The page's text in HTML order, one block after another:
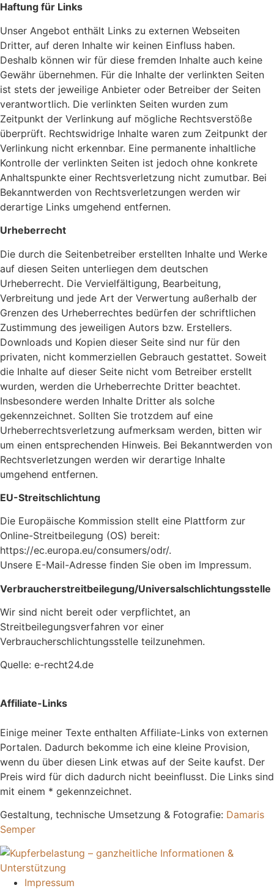
Haftung für Links
Unser Angebot enthält Links zu externen Webseiten
Dritter, auf deren Inhalte wir keinen Einfluss haben.
Deshalb können wir für diese fremden Inhalte auch keine
Gewähr übernehmen. Für die Inhalte der verlinkten Seiten
ist stets der jeweilige Anbieter oder Betreiber der Seiten
verantwortlich. Die verlinkten Seiten wurden zum
Zeitpunkt der Verlinkung auf mögliche Rechtsverstöße
überprüft. Rechtswidrige Inhalte waren zum Zeitpunkt der
Verlinkung nicht erkennbar. Eine permanente inhaltliche
Kontrolle der verlinkten Seiten ist jedoch ohne konkrete
Anhaltspunkte einer Rechtsverletzung nicht zumutbar. Bei
Bekanntwerden von Rechtsverletzungen werden wir
derartige Links umgehend entfernen.
Urheberrecht
Die durch die Seitenbetreiber erstellten Inhalte und Werke
auf diesen Seiten unterliegen dem deutschen
Urheberrecht. Die Vervielfältigung, Bearbeitung,
Verbreitung und jede Art der Verwertung außerhalb der
Grenzen des Urheberrechtes bedürfen der schriftlichen
Zustimmung des jeweiligen Autors bzw. Erstellers.
Downloads und Kopien dieser Seite sind nur für den
privaten, nicht kommerziellen Gebrauch gestattet. Soweit
die Inhalte auf dieser Seite nicht vom Betreiber erstellt
wurden, werden die Urheberrechte Dritter beachtet.
Insbesondere werden Inhalte Dritter als solche
gekennzeichnet. Sollten Sie trotzdem auf eine
Urheberrechtsverletzung aufmerksam werden, bitten wir
um einen entsprechenden Hinweis. Bei Bekanntwerden von
Rechtsverletzungen werden wir derartige Inhalte
umgehend entfernen.
EU-Streitschlichtung
Die Europäische Kommission stellt eine Plattform zur
Online-Streitbeilegung (OS) bereit:
https://ec.europa.eu/consumers/odr/.
Unsere E-Mail-Adresse finden Sie oben im Impressum.
Verbraucherstreitbeilegung/Universalschlichtungsstelle
Wir sind nicht bereit oder verpflichtet, an
Streitbeilegungsverfahren vor einer
Verbraucherschlichtungsstelle teilzunehmen.
Quelle: e-recht24.de
Affiliate-Links
Einige meiner Texte enthalten Affiliate-Links von externen
Portalen. Dadurch bekomme ich eine kleine Provision,
wenn du über diesen Link etwas auf der Seite kaufst. Der
Preis wird für dich dadurch nicht beeinflusst. Die Links sind
mit einem * gekennzeichnet.
Gestaltung, technische Umsetzung & Fotografie: Damaris
Semper
Impressum